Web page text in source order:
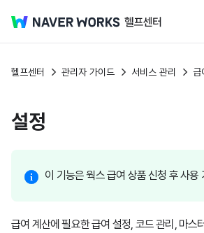
헬프센터 관리자 가이드 서비스 관리
설정
이 기능은 웍스 급여 상품 신청 후 사용
급여 계산에 필요한 급여 설정, 코드 관리, 마스